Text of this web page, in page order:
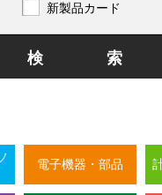
新製品カード
検
電子機器・部品